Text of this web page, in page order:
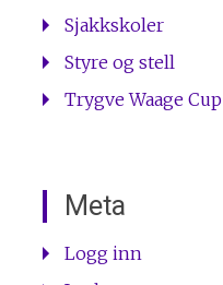
Sjakkskoler
Styre og stell
Trygve Waage Cup
Meta
Logg inn